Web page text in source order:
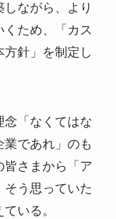
ながら、より
くため、「カス
針」を制定し
念「なくてはな
であれ」のも
皆さまから「ア
そう思っていた
いる。